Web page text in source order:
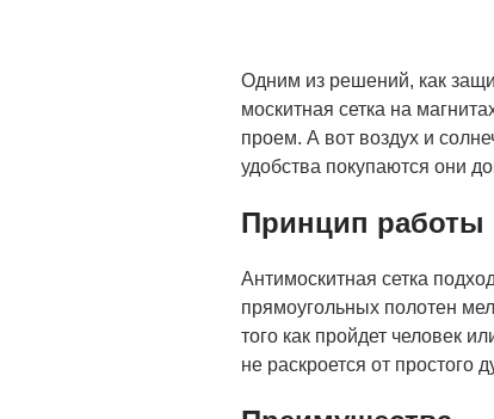
Одним из решений, как
москитная сетка на
проем. А вот воздух и
удобства покупаются они
Принцип работы
Антимоскитная сетка
прямоугольных полотен
того как пройдет человек
не раскроется от простого